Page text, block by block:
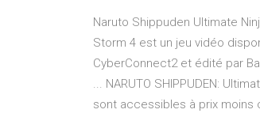
Naruto Shippuden Ultimate
Storm 4 est un jeu vidéo
CyberConnect2 et édité par
... NARUTO SHIPPUDEN:
sont accessibles à prix moins